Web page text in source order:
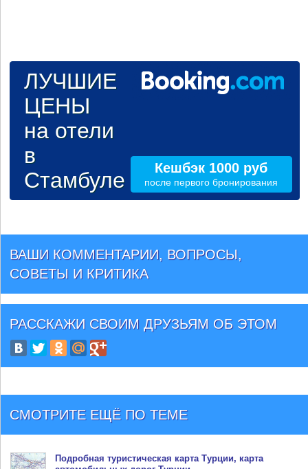
ЛУЧШИЕ
ЦЕНЫ
на отели
в
Стамбуле
Кешбэк 1000 руб
после первого бронирования
ВАШИ КОММЕНТАРИИ, ВОПРОСЫ,
СОВЕТЫ И КРИТИКА
РАССКАЖИ СВОИМ ДРУЗЬЯМ ОБ ЭТОМ
СМОТРИТЕ ЕЩЁ ПО ТЕМЕ
Подробная туристическая карта Турции, карта